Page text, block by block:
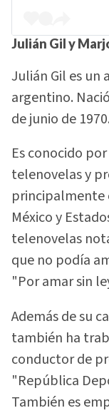
Julián Gil y
Julián Gil es un
argentino.
de junio de 1970.
Es conocido
telenovelas y
principalmente
México y
telenovelas
que no podía
"Por amar sin
Además de su
también ha
conductor de
"República
También es